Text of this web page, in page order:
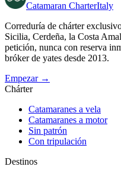
Catamaran CharterItaly
Correduría de chárter
Sicilia, Cerdeña, la Costa
petición, nunca con reserva
bróker de yates desde 2013.
Empezar →
Chárter
Catamaranes a vela
Catamaranes a motor
Sin patrón
Con tripulación
Destinos